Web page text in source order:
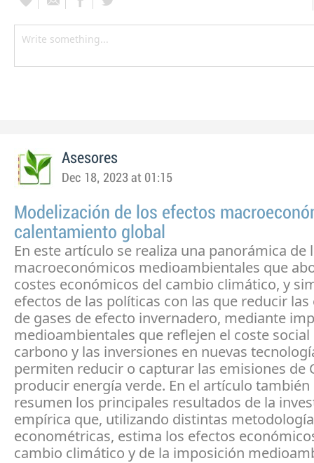
Asesores
Dec 18, 2023 at 01:15
Modelización de los efectos
calentamiento global
En este artículo se realiza una panorámica de
macroeconómicos medioambientales que
costes económicos del cambio climático, y
efectos de las políticas con las que reducir
de gases de efecto invernadero, mediante
medioambientales que reflejen el coste social
carbono y las inversiones en nuevas
permiten reducir o capturar las emisiones de
producir energía verde. En el artículo también
resumen los principales resultados de la
empírica que, utilizando distintas
econométricas, estima los efectos
cambio climático y de la imposición